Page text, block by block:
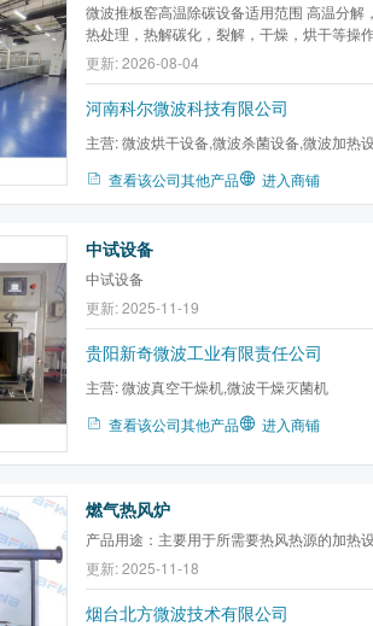
微波推板窑高温除碳设备适用范围 高温分解
热处理，热解碳化，裂解，干燥，烘干等操
更新: 2026-08-04
河南科尔微波科技有限公司
主营:微波烘干设备,微波杀菌设备,微波加热
查看该公司其他产品 进入商铺
中试设备
中试设备
更新: 2025-11-19
贵阳新奇微波工业有限责任公司
主营:微波真空干燥机,微波干燥灭菌机
查看该公司其他产品
进入商铺
燃气热风炉
产品用途：主要用于所需要热风热源的加热
更新: 2025-11-18
烟台北方微波技术有限公司